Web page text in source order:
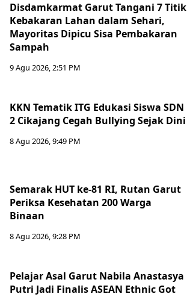
Disdamkarmat Garut Tangani 7 Titik
Kebakaran Lahan dalam Sehari,
Mayoritas Dipicu Sisa Pembakaran
Sampah
9 Agu 2026, 2:51 PM
KKN Tematik ITG Edukasi Siswa SDN
2 Cikajang Cegah Bullying Sejak Dini
8 Agu 2026, 9:49 PM
Semarak HUT ke-81 RI, Rutan Garut
Periksa Kesehatan 200 Warga
Binaan
8 Agu 2026, 9:28 PM
Pelajar Asal Garut Nabila Anastasya
Putri Jadi Finalis ASEAN Ethnic Got